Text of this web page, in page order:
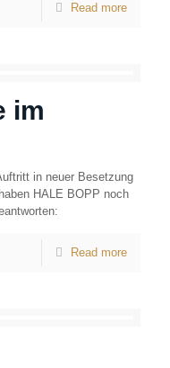
Read more
im
in neuer Besetzung
HALE BOPP noch
Read more